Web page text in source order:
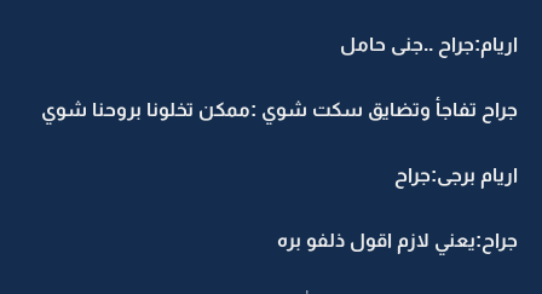
اريام:جراح ..جنى حامل
جراح تفاجأ وتضايق سكت شوي :ممكن تخلونا بروحنا شوي
اريام برجى:جراح
جراح:يعني لازم اقول ذلفو بره